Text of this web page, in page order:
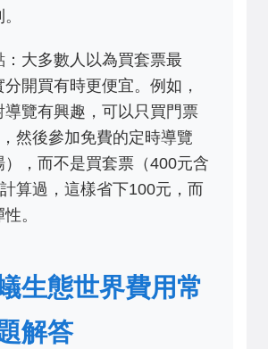
：大多數人以為買套票最
開買有時更便宜。例如，
導覽有興趣，可以只買門票
，然後參加免費的定時導覽
），而不是買套票（400元含
算過，這樣省下100元，而
。
生態世界費用常
解答